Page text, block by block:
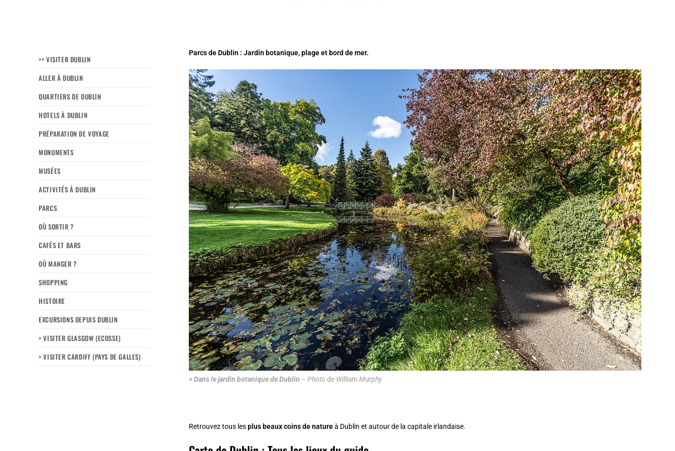
Parcs de Dublin : Jardin botanique, plage et bord de mer.
> Dans le jardin botanique de Dublin – Photo de William Murphy
Retrouvez tous lesplus beaux coins de natureà Dublin et autour de la capitale irlandaise.
>> VISITER DUBLIN
ALLER À DUBLIN
QUARTIERS DE DUBLIN
HOTELS À DUBLIN
PRÉPARATION DE VOYAGE
MONUMENTS
MUSÉES
ACTIVITÉS À DUBLIN
PARCS
OÙ SORTIR ?
CAFÉS ET BARS
OÙ MANGER ?
SHOPPING
HISTOIRE
EXCURSIONS DEPUIS DUBLIN
> VISITER GLASGOW (ECOSSE)
> VISITER CARDIFF (PAYS DE GALLES)